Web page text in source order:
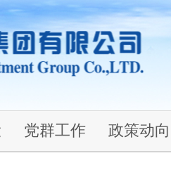
党群工作 政策动向